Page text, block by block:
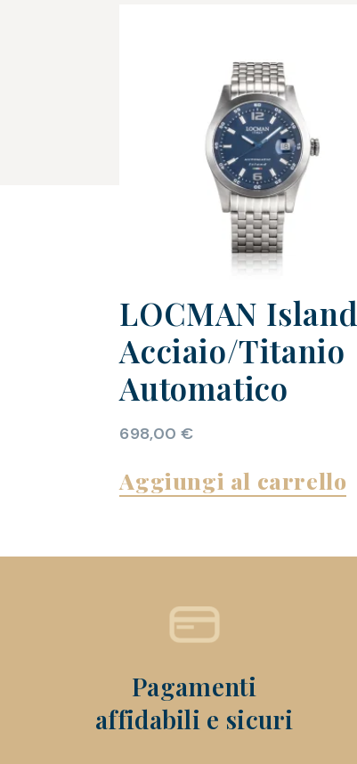
LOCMAN Island
Acciaio/Titanio
Automatico
698,00 €
Aggiungi al carrello
Pagamenti
affidabili e sicuri